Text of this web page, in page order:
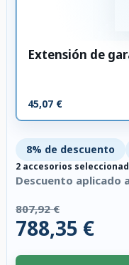
Extensión de
45,07 €
8% de descuento
2 accesorios
Descuento aplicado
807,92 €
788,35 €